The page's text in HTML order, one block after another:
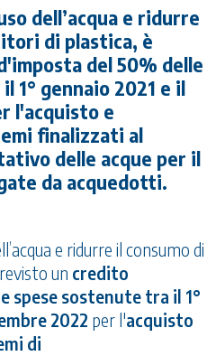
dell’acqua e ridurre
di plastica, è
del 50% delle
1° gennaio 2021 e il
l'acquisto e
finalizzati al
delle acque per il
da acquedotti.
e ridurre il consumo di
un credito
spese sostenute tra il 1°
2022 per l'acquisto
di